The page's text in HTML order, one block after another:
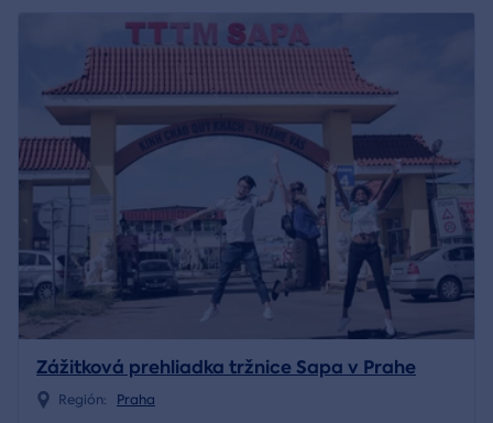
Zážitková prehliadka tržnice Sapa v Prahe
Región: Praha